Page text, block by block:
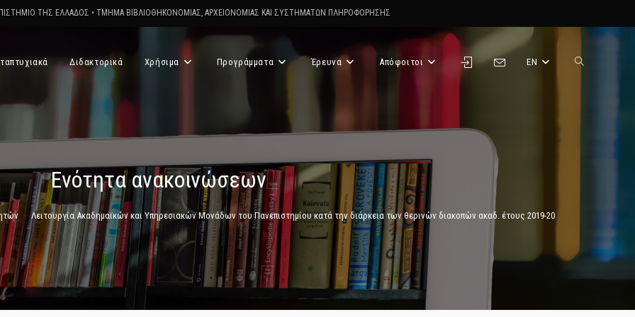
ΤΗΣ ΕΛΛΑΔΟΣ • ΤΜΗΜΑ ΒΙΒΛΙΟΘΗΚΟΝΟΜΙΑΣ, ΑΡΧΕΙΟΝΟΜΙΑΣ ΚΑΙ ΣΥΣΤΗΜΑΤΩΝ ΠΛΗΡΟΦΟΡΗΣΗΣ
Διδακτορικά Χρήσιμα Προγράμματα Έρευνα Απόφοιτοι EN Toggle
Ενότητα ανακοινώσεων
> Λειτουργία Ακαδημαϊκών και Υπηρεσιακών Μονάδων του Πανεπιστημίου κατά την διάρκεια των θερινών διακοπών ακαδ. έτους 2019-20